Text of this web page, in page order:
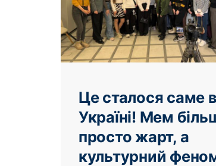
Це сталося саме в
Україні! Мем
просто жарт, а
культурний